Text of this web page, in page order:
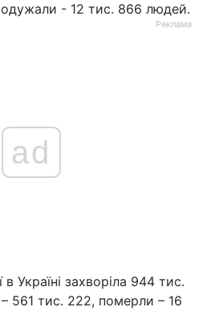
- 12 тис. 866 людей.
Реклама
ad
Україні захворіла 944 тис.
561 тис. 222, померли – 16